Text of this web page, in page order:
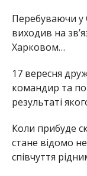
Перебуваючи у
виходив на
Харковом…
17 вересня
командир та
результаті
Коли прибуде
стане відомо
співчуття